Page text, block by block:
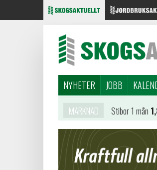
NYHETER JOBB
MARKNAD
Stibor 1 mån